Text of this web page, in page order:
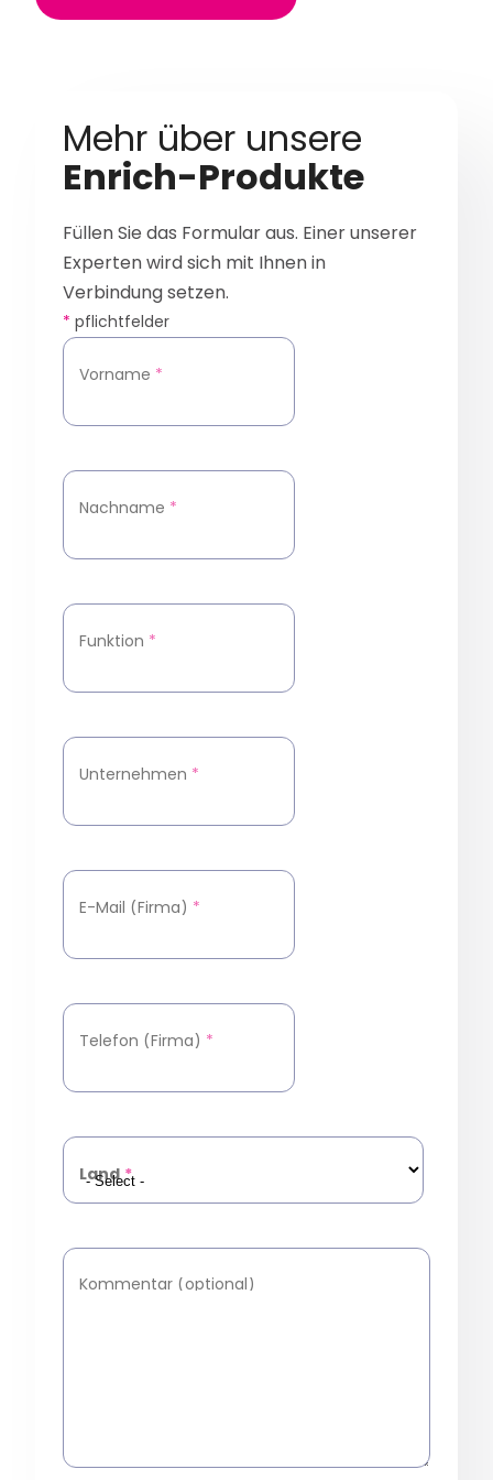
Mehr über unsere
Enrich-Produkte
Füllen Sie das Formular aus. Einer unserer
Experten wird sich mit Ihnen in
Verbindung setzen.
* pflichtfelder
Vorname *
Nachname *
Funktion *
Unternehmen *
E-Mail (Firma) *
Telefon (Firma) *
Land *
Kommentar (optional)